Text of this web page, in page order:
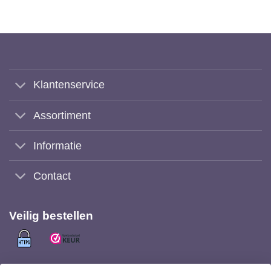
Klantenservice
Assortiment
Informatie
Contact
Veilig bestellen